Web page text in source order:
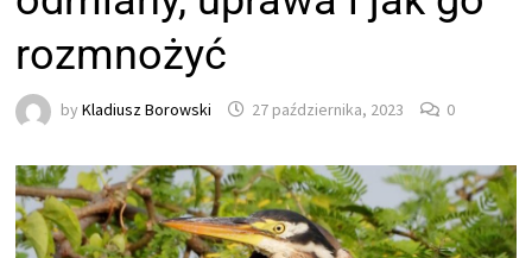
rozmnożyć
byKladiusz Borowski 27 października, 2023 0